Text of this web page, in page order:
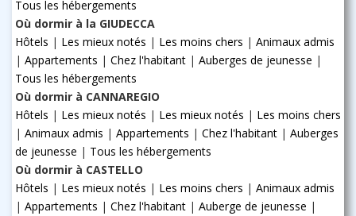
Tous les hébergements
Où dormir à la GIUDECCA
Hôtels | Les mieux notés | Les moins chers | Animaux admis
| Appartements | Chez l'habitant | Auberges de jeunesse |
Tous les hébergements
Où dormir à CANNAREGIO
Hôtels | Les mieux notés | Les mieux notés | Les moins chers
| Animaux admis | Appartements | Chez l'habitant | Auberges
de jeunesse | Tous les hébergements
Où dormir à CASTELLO
Hôtels | Les mieux notés | Les moins chers | Animaux admis
| Appartements | Chez l'habitant | Auberge de jeunesse |